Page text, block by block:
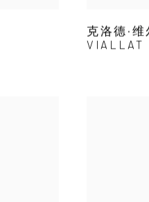
克洛德·
VIALLAT